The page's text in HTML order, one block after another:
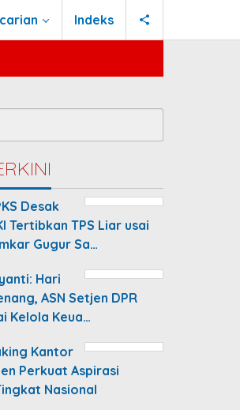
Indeks
Desak
Tertibkan TPS Liar usai
Gugur Sa…
Hari
ASN Setjen DPR
Kelola Keua…
Kantor
Perkuat Aspirasi
Nasional